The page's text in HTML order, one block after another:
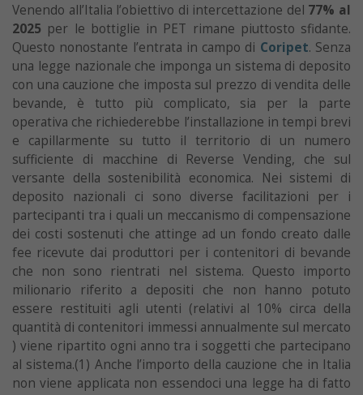
Venendo all’Italia l’obiettivo di intercettazione del 77% al
2025 per le bottiglie in PET rimane piuttosto sfidante.
Questo nonostante l’entrata in campo di Coripet. Senza
una legge nazionale che imponga un sistema di deposito
con una cauzione che imposta sul prezzo di vendita delle
bevande, è tutto più complicato, sia per la parte
operativa che richiederebbe l’installazione in tempi brevi
e capillarmente su tutto il territorio di un numero
sufficiente di macchine di Reverse Vending, che sul
versante della sostenibilità economica. Nei sistemi di
deposito nazionali ci sono diverse facilitazioni per i
partecipanti tra i quali un meccanismo di compensazione
dei costi sostenuti che attinge ad un fondo creato dalle
fee ricevute dai produttori per i contenitori di bevande
che non sono rientrati nel sistema. Questo importo
milionario riferito a depositi che non hanno potuto
essere restituiti agli utenti (relativi al 10% circa della
quantità di contenitori immessi annualmente sul mercato
) viene ripartito ogni anno tra i soggetti che partecipano
al sistema.(1) Anche l’importo della cauzione che in Italia
non viene applicata non essendoci una legge ha di fatto